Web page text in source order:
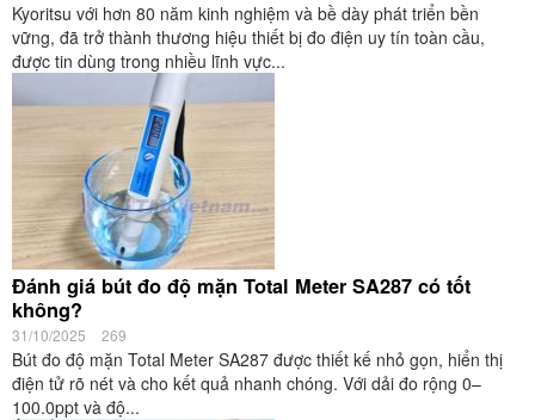
Kyoritsu với hơn 80 năm kinh nghiệm và bề dày phát triển bền
vững, đã trở thành thương hiệu thiết bị đo điện uy tín toàn cầu,
được tin dùng trong nhiều lĩnh vực...
Đánh giá bút đo độ mặn Total Meter SA287 có tốt
không?
31/10/2025 269
Bút đo độ mặn Total Meter SA287 được thiết kế nhỏ gọn, hiển thị
điện tử rõ nét và cho kết quả nhanh chóng. Với dải đo rộng 0–
100.0ppt và độ...